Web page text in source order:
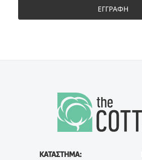
ΕΓΓΡΑΦΗ
ΚΑΤΑΣΤΗΜΑ: